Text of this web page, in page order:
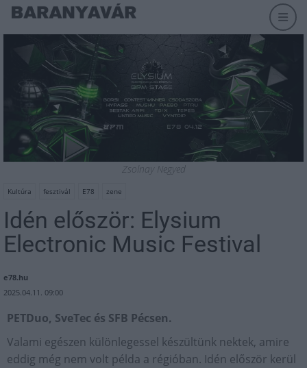
Zsolnay Negyed
Kultúra fesztivál E78 zene
Idén először: Elysium
Electronic Music Festival
e78.hu
2025.04.11. 09:00
PETDuo, SveTec és SFB Pécsen.
Valami egészen különlegessel készültünk nektek, amire
eddig még nem volt példa a régióban. Idén először kerül